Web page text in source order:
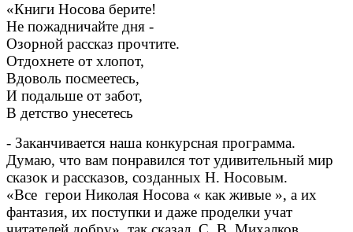
«Книги Носова берите!
Не пожадничайте дня -
Озорной рассказ прочтите.
Отдохнете от хлопот,
Вдоволь посмеетесь,
И подальше от забот,
В детство унесетесь
- Заканчивается наша конкурсная программа.
Думаю, что вам понравился тот удивительный мир
сказок и рассказов, созданных Н. Носовым.
«Все герои Николая Носова « как живые », а их
фантазия, их поступки и даже проделки учат